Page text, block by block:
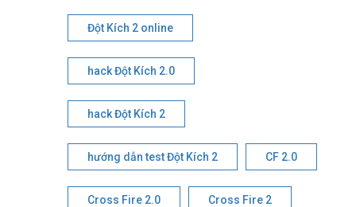
Đột Kích 2 online
hack Đột Kích 2.0
hack Đột Kích 2
hướng dẫn test Đột Kích 2 CF 2.0
Cross Fire 2.0 Cross Fire 2